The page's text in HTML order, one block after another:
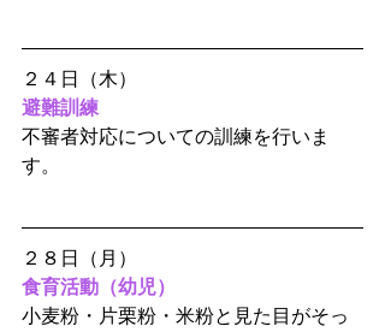
２４日（木）
避難訓練
不審者対応についての訓練を行いま
す。
２８日（月）
食育活動（幼児）
小麦粉・片栗粉・米粉と見た目がそっ